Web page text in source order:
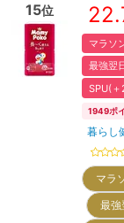
15位
マラソ
最強翌
SPU(＋
1949ポ
暮らし
マラ
最